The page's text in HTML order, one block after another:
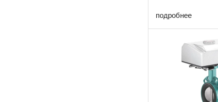
корпуса
U). Управление:
Victoria со
подробнее